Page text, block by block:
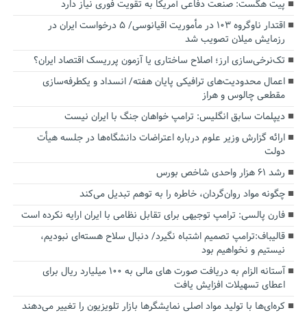
پیت هگست: صنعت دفاعی آمریکا به تقویت فوری نیاز دارد
اقتدار ناوگروه ۱۰۳ در مأموریت‌ اقیانوسی/ ۵ درخواست ایران در
رزمایش میلان تصویب شد
تک‌نرخی‌سازی ارز؛ اصلاح ساختاری یا آزمون پرریسک اقتصاد ایران؟
اعمال محدودیت‌های ترافیکی پایان هفته/ انسداد و یکطرفه‌سازی
مقطعی چالوس و هراز
دیپلمات سابق انگلیس:‌ ترامپ خواهان جنگ با ایران نیست
ارائه گزارش وزیر علوم درباره اعتراضات دانشگاه‌ها در جلسه هیأت
دولت
رشد ۶۱ هزار واحدی شاخص بورس
چگونه مواد روان‌گردان، خاطره را به توهم تبدیل می‌کند
فارن پالسی: ترامپ توجیهی برای تقابل نظامی با ایران ارایه نکرده است
قالیباف:ترامپ تصمیم اشتباه نگیرد/ دنبال سلاح هسته‌ای نبودیم،
نیستیم و نخواهیم بود
آستانه الزام به دریافت صورت های مالی به ۱۰۰ میلیارد ریال برای
اعطای تسهیلات افزایش یافت
کره‌ای‌ها با تولید مواد اصلی نمایشگرها بازار تلویزیون را تغییر می‌دهند